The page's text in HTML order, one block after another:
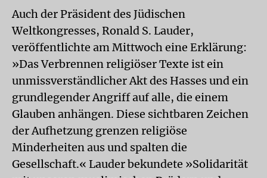
Auch der Präsident des Jüdischen
Weltkongresses, Ronald S. Lauder,
veröffentlichte am Mittwoch eine Erklärung:
»Das Verbrennen religiöser Texte ist ein
unmissverständlicher Akt des Hasses und ein
grundlegender Angriff auf alle, die einem
Glauben anhängen. Diese sichtbaren Zeichen
der Aufhetzung grenzen religiöse
Minderheiten aus und spalten die
Gesellschaft.« Lauder bekundete »Solidarität